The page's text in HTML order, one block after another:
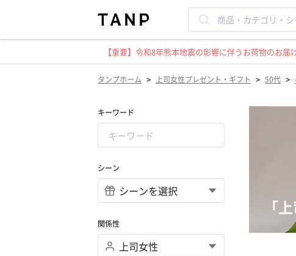
【重要】令和8年熊本地震の影響に伴うお荷物のお届
タンプホーム > 上司女性プレゼント・ギフト > 50代 >
キーワード
シーン
関係性
「